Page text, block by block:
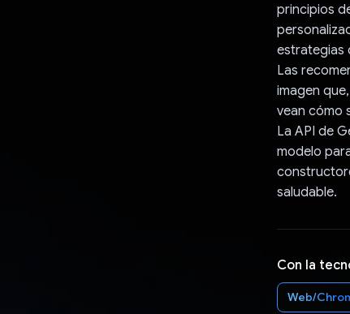
principios
estrategias
Las
imagen
vean cómo
La API de
modelo
saludable.
Con la
Web/